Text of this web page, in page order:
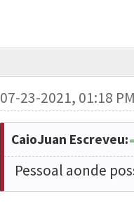
07-23-2021, 01:18
CaioJuan Escreveu:
Pessoal aonde